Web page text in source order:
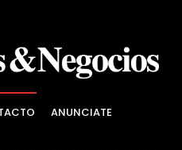
ANUNCIATE